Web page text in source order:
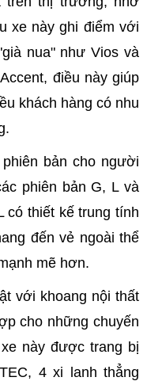
xe này ghi điểm với
nua" như Vios và
điều này giúp
khách hàng có nhu
bản cho người
phiên bản G, L và
có thiết kế trung tính
đến vẻ ngoài thể
mẽ hơn.
với khoang nội thất
cho những chuyến
này được trang bị
4 xi lanh thẳng